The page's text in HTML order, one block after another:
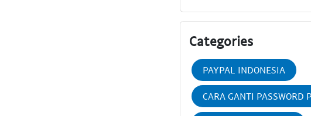
Categories
PAYPAL INDONESIA
CARA GANTI PASSWORD